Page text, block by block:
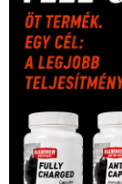
Hirdetés